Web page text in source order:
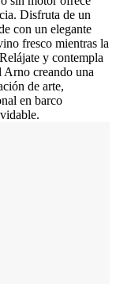
Disfruta de un
con un elegante
fresco mientras la
y contempla
Arno creando una
de arte,
en barco